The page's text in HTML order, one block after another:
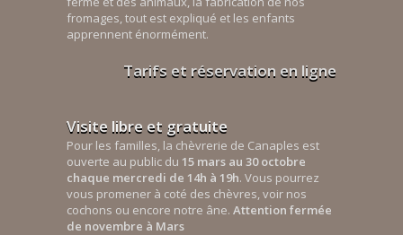
fromages, tout est expliqué et les enfants
apprennent énormément.
Tarifs et réservation en ligne
Visite libre et gratuite
Pour les familles, la chèvrerie de Canaples est
ouverte au public du 15 mars au 30 octobre
chaque mercredi de 14h à 19h. Vous pourrez
vous promener à coté des chèvres, voir nos
cochons ou encore notre âne. Attention fermée
de novembre à Mars